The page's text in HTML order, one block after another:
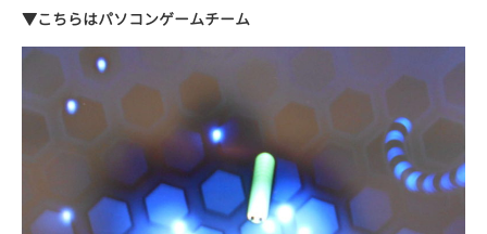
▼こちらはパソコンゲームチーム